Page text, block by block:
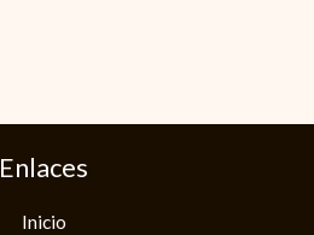
Enlaces
Inicio